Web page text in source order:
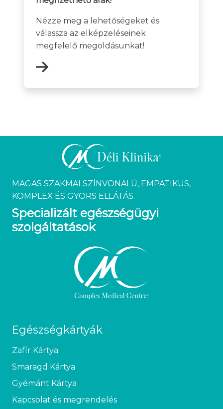
Nézze meg a lehetőségeket és
válassza az elképzeléseinek
megfelelő megoldásunkat!
MAGAS SZAKMAI SZÍNVONALÚ, EMPATIKUS,
KOMPLEX ÉS GYORS ELLÁTÁS.
Specializált egészségügyi
szolgáltatások
Egészségkártyák
Zafír Kártya
Smaragd Kártya
Gyémánt Kártya
Kapcsolat és megrendelés